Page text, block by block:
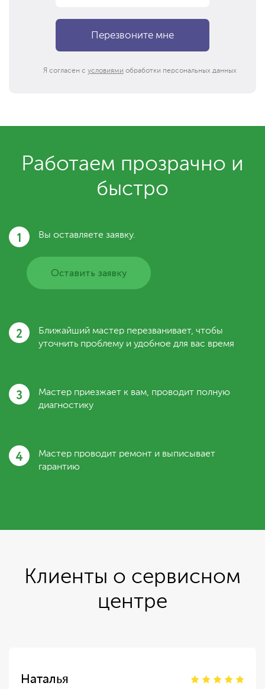
Я согласен с условиями обработки персональных данных
Работаем прозрачно и
быстро
1 Вы оставляете заявку.
Оставить заявку
2
Ближайший мастер перезванивает, чтобы
уточнить проблему и удобное для вас время
3
Мастер приезжает к вам, проводит полную
диагностику
4
Мастер проводит ремонт и выписывает
гарантию
Клиенты о сервисном
центре
Наталья